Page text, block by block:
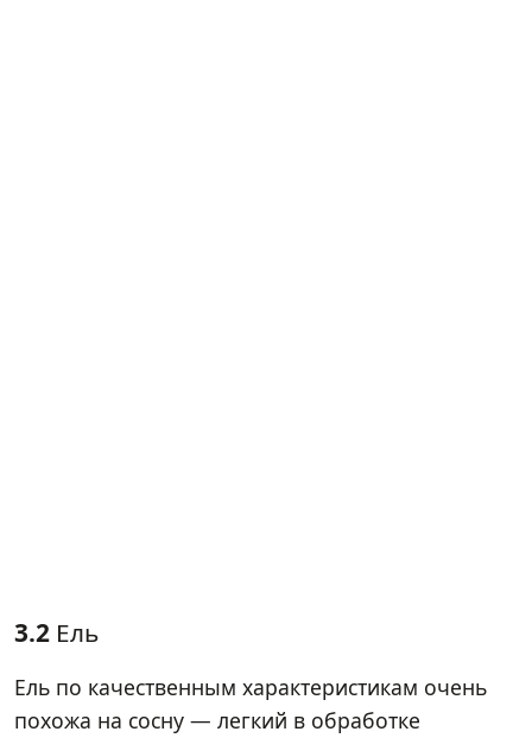
3.2 Ель
Ель по качественным характеристикам очень
похожа на сосну — легкий в обработке